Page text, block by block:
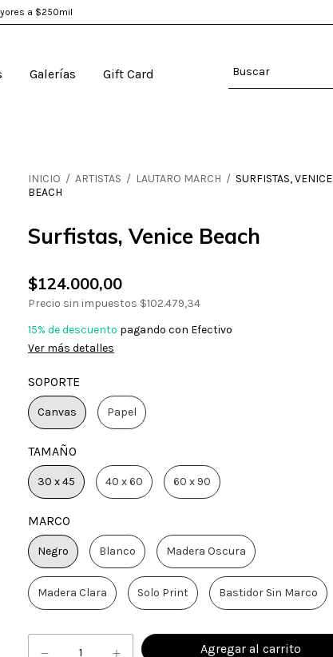
a $250mil
Galerías Gift Card
INICIO / ARTISTAS / LAUTARO MARCH / SURFISTAS, VENICE
BEACH
Surfistas, Venice Beach
$124.000,00
Precio sin impuestos $102.479,34
15% de descuento pagando con Efectivo
Ver más detalles
SOPORTE
Canvas Papel
TAMAÑO
30 x 45 40 x 60 60 x 90
MARCO
Negro Blanco Madera Oscura
Madera Clara Solo Print Bastidor Sin Marco